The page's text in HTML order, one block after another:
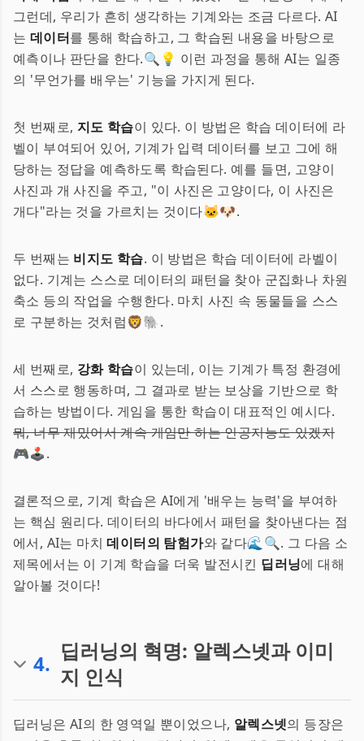
그런데, 우리가 흔히 생각하는 기계와는 조금 다르다. AI
는 데이터를 통해 학습하고, 그 학습된 내용을 바탕으로
예측이나 판단을 한다.🔍💡 이런 과정을 통해 AI는 일종
의 '무언가를 배우는' 기능을 가지게 된다.
첫 번째로, 지도 학습이 있다. 이 방법은 학습 데이터에 라
벨이 부여되어 있어, 기계가 입력 데이터를 보고 그에 해
당하는 정답을 예측하도록 학습된다. 예를 들면, 고양이
사진과 개 사진을 주고, "이 사진은 고양이다, 이 사진은
개다"라는 것을 가르치는 것이다🐱🐶.
두 번째는 비지도 학습. 이 방법은 학습 데이터에 라벨이
없다. 기계는 스스로 데이터의 패턴을 찾아 군집화나 차원
축소 등의 작업을 수행한다. 마치 사진 속 동물들을 스스
로 구분하는 것처럼🦁🐘.
세 번째로, 강화 학습이 있는데, 이는 기계가 특정 환경에
서 스스로 행동하며, 그 결과로 받는 보상을 기반으로 학
습하는 방법이다. 게임을 통한 학습이 대표적인 예시다.
뭐, 너무 재밌어서 계속 게임만 하는 인공지능도 있겠지
🎮🕹️.
결론적으로, 기계 학습은 AI에게 '배우는 능력'을 부여하
는 핵심 원리다. 데이터의 바다에서 패턴을 찾아낸다는 점
에서, AI는 마치데이터의 탐험가와 같다🌊🔍. 그 다음 소
제목에서는 이 기계 학습을 더욱 발전시킨 딥러닝에 대해
알아볼 것이다!
4. 딥러닝의 혁명: 알렉스넷과 이미
지 인식
딥러닝은 AI의 한 영역일 뿐이었으나, 알렉스넷의 등장은